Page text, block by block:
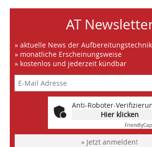
AT
» aktuelle News der Aufbereitungstechnik
» monatliche Erscheinungsweise
» kostenlos und jederzeit kündbar
Anti-Roboter-
Hier klicken
Friendly
» Jetzt anmelden!